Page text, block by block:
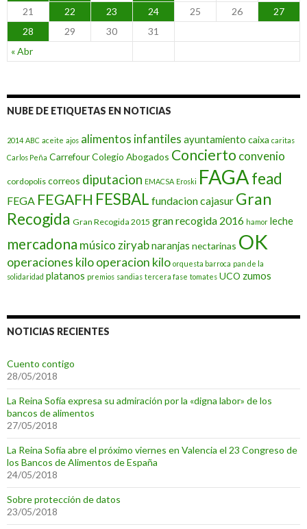
i
« Abr
21
22 23 24 25 26
27
28
29 30 31
NUBE DE ETIQUETAS EN NOTICIAS
2014 ABC aceite ajos alimentos infantiles ayuntamiento caixa caritas
Carlos Peña CarrefourColegio Abogados Concierto convenio
cordopolis correos diputacion EMACSA Eroski FAGAfead
FEGA FEGAFH FESBAL fundacion cajasur Gran
Recogida Gran Recogida 2015 gran recogida 2016 hamor leche
mercadona músico ziryabnaranjas nectarinas OK
operaciones kilooperacion kilo orquesta barroca pan de la
solidaridad platanos premios sandias tercera fase tomates UCO zumos
NOTICIAS RECIENTES
Cuento contigo
28/05/2018
La Reina Sofía expresa su admiración por la «digna labor» de los
bancos de alimentos
27/05/2018
La Reina Sofía abre el próximo viernes en Valencia el 23 Congreso de
los Bancos de Alimentos de España
24/05/2018
Sobre protección de datos
23/05/2018